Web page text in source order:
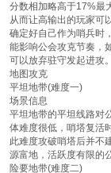
分数相加略高于17%最
从而让高输出的玩家可
确定好自己作为哨兵时
能影响公会攻克节奏，
可以放弃驻守发起进攻。
地图攻克
平坦地带(难度一)
场景信息
平坦地带的平坦线路对
体难度很低，哨塔复活
此难度攻破哨塔后并不
源富地，活跃度有限的
险要地带(难度二)